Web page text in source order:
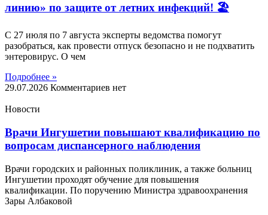
линию» по защите от летних инфекций! 🏖
С 27 июля по 7 августа эксперты ведомства помогут
разобраться, как провести отпуск безопасно и не подхватить
энтеровирус. О чем
Подробнее »
29.07.2026 Комментариев нет
Новости
Врачи Ингушетии повышают квалификацию по
вопросам диспансерного наблюдения
Врачи городских и районных поликлиник, а также больниц
Ингушетии проходят обучение для повышения
квалификации. По поручению Министра здравоохранения
Зары Албаковой